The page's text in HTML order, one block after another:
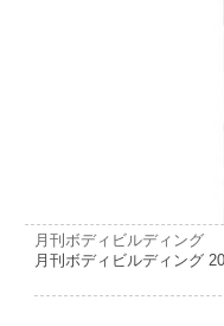
月刊ボディビルディング
月刊ボディビルディング